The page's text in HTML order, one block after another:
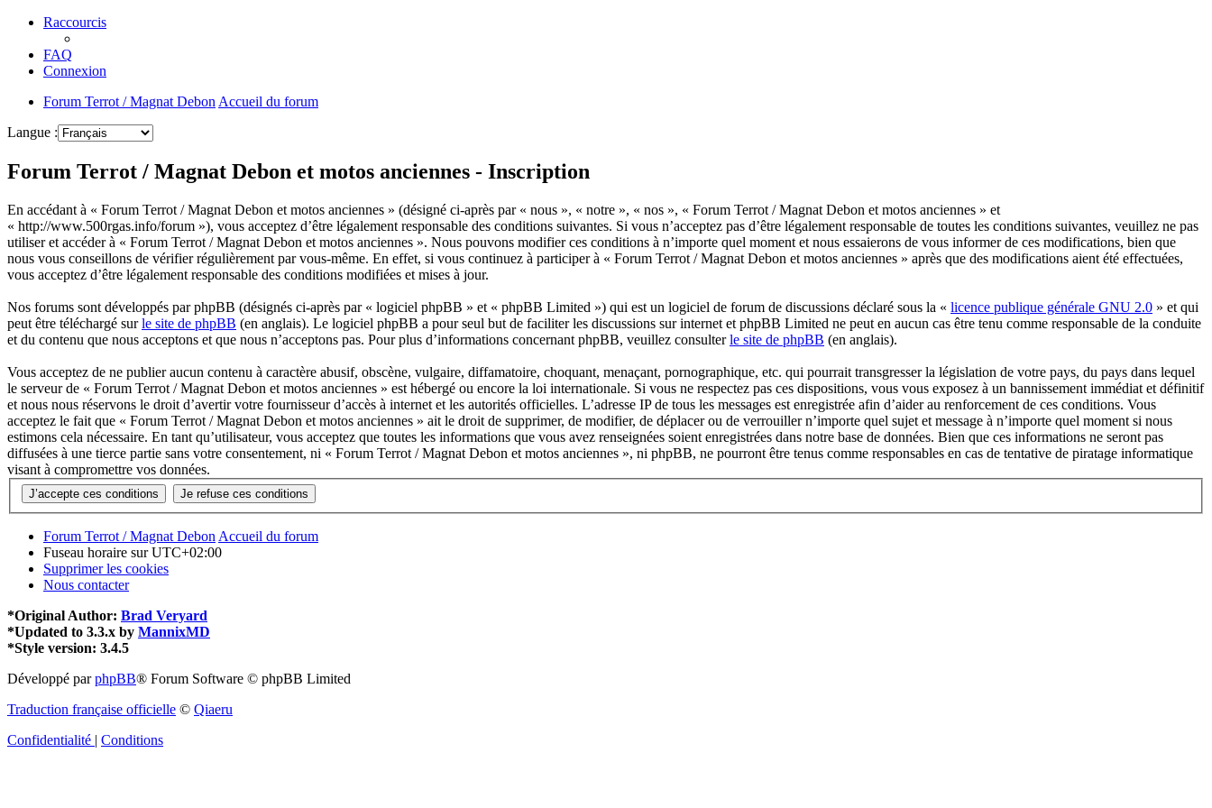
Raccourcis
FAQ
Connexion
Forum Terrot / Magnat Debon Accueil du forum
Langue :
Forum Terrot / Magnat Debon et motos anciennes - Inscription
En accédant à « Forum Terrot / Magnat Debon et motos anciennes » (désigné ci-après par « nous », « notre », « nos », « Forum Terrot / Magnat Debon et motos anciennes » et
« http://www.500rgas.info/forum »), vous acceptez d’être légalement responsable des conditions suivantes. Si vous n’acceptez pas d’être légalement responsable de toutes les conditions suivantes, veuillez ne pas
utiliser et accéder à « Forum Terrot / Magnat Debon et motos anciennes ». Nous pouvons modifier ces conditions à n’importe quel moment et nous essaierons de vous informer de ces modifications, bien que
nous vous conseillons de vérifier régulièrement par vous-même. En effet, si vous continuez à participer à « Forum Terrot / Magnat Debon et motos anciennes » après que des modifications aient été effectuées,
vous acceptez d’être légalement responsable des conditions modifiées et mises à jour.
Nos forums sont développés par phpBB (désignés ci-après par « logiciel phpBB » et « phpBB Limited ») qui est un logiciel de forum de discussions déclaré sous la « licence publique générale GNU 2.0 » et qui
peut être téléchargé surle site de phpBB (en anglais). Le logiciel phpBB a pour seul but de faciliter les discussions sur internet et phpBB Limited ne peut en aucun cas être tenu comme responsable de la conduite
et du contenu que nous acceptons et que nous n’acceptons pas. Pour plus d’informations concernant phpBB, veuillez consulterle site de phpBB (en anglais).
Vous acceptez de ne publier aucun contenu à caractère abusif, obscène, vulgaire, diffamatoire, choquant, menaçant, pornographique, etc. qui pourrait transgresser la législation de votre pays, du pays dans lequel
le serveur de « Forum Terrot / Magnat Debon et motos anciennes » est hébergé ou encore la loi internationale. Si vous ne respectez pas ces dispositions, vous vous exposez à un bannissement immédiat et définitif
et nous nous réservons le droit d’avertir votre fournisseur d’accès à internet et les autorités officielles. L’adresse IP de tous les messages est enregistrée afin d’aider au renforcement de ces conditions. Vous
acceptez le fait que « Forum Terrot / Magnat Debon et motos anciennes » ait le droit de supprimer, de modifier, de déplacer ou de verrouiller n’importe quel sujet et message à n’importe quel moment si nous
estimons cela nécessaire. En tant qu’utilisateur, vous acceptez que toutes les informations que vous avez renseignées soient enregistrées dans notre base de données. Bien que ces informations ne seront pas
diffusées à une tierce partie sans votre consentement, ni « Forum Terrot / Magnat Debon et motos anciennes », ni phpBB, ne pourront être tenus comme responsables en cas de tentative de piratage informatique
visant à compromettre vos données.
Forum Terrot / Magnat DebonAccueil du forum
Fuseau horaire surUTC+02:00
Supprimer les cookies
Nous contacter
*Original Author: Brad Veryard
*Updated to 3.3.x by MannixMD
*Style version: 3.4.5
Développé parphpBB® Forum Software © phpBB Limited
Traduction française officielle © Qiaeru
Confidentialité | Conditions